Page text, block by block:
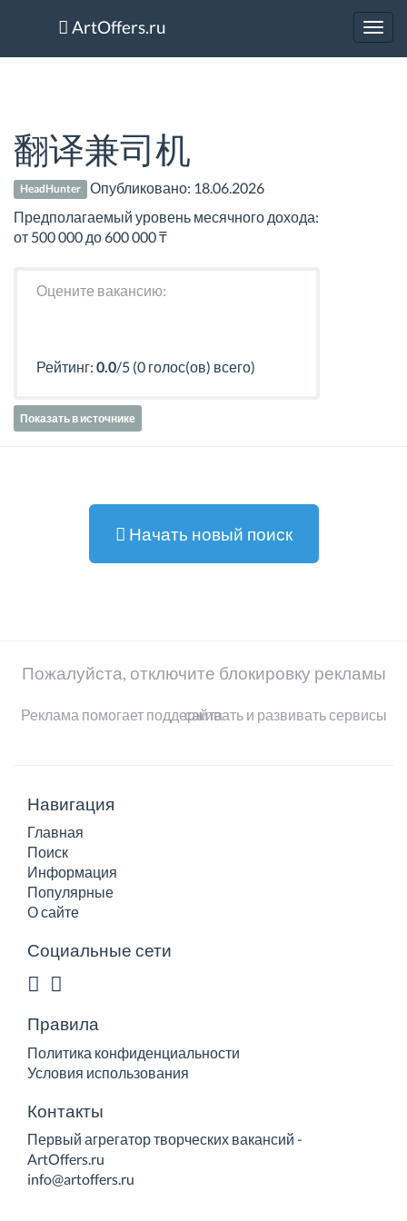
ArtOffers.ru
翻译兼司机
HeadHunter Опубликовано: 18.06.2026
Предполагаемый уровень месячного дохода:
от 500 000 до 600 000 ₸
Оцените вакансию:
Рейтинг: 0.0/5 (0 голос(ов) всего)
Показать в источнике
Начать новый поиск
Пожалуйста, отключите блокировку рекламы
Реклама помогает поддерживать и развивать сервисы сайта
Навигация
Главная
Поиск
Информация
Популярные
О сайте
Социальные сети
Правила
Политика конфиденциальности
Условия использования
Контакты
Первый агрегатор творческих вакансий -
ArtOffers.ru
info@artoffers.ru